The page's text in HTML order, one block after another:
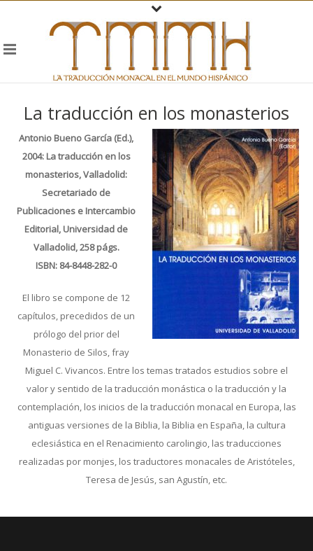
La traducción en los monasterios
Antonio Bueno García (Ed.),
2004: La traducción en los
monasterios, Valladolid:
Secretariado de
Publicaciones e Intercambio
Editorial, Universidad de
Valladolid, 258 págs.
ISBN: 84-8448-282-0
El libro se compone de 12
capítulos, precedidos de un
prólogo del prior del
Monasterio de Silos, fray
Miguel C. Vivancos. Entre los temas tratados estudios sobre el
valor y sentido de la traducción monástica o la traducción y la
contemplación, los inicios de la traducción monacal en Europa, las
antiguas versiones de la Biblia, la Biblia en España, la cultura
eclesiástica en el Renacimiento carolingio, las traducciones
realizadas por monjes, los traductores monacales de Aristóteles,
Teresa de Jesús, san Agustín, etc.